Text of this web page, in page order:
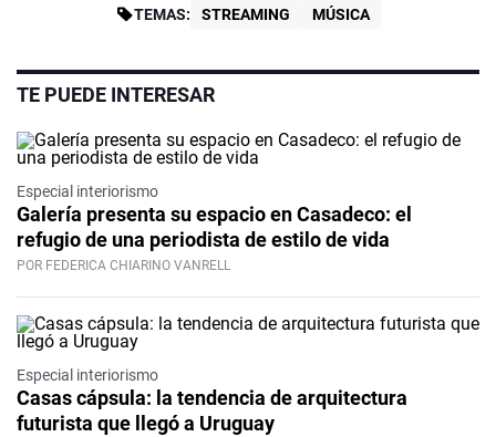
TEMAS: STREAMING MÚSICA
TE PUEDE INTERESAR
Especial interiorismo
Galería presenta su espacio en Casadeco: el
refugio de una periodista de estilo de vida
POR FEDERICA CHIARINO VANRELL
Especial interiorismo
Casas cápsula: la tendencia de arquitectura
futurista que llegó a Uruguay